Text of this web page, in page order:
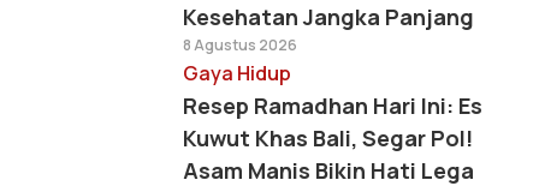
Kesehatan Jangka Panjang
8 Agustus 2026
Gaya Hidup
Resep Ramadhan Hari Ini: Es
Kuwut Khas Bali, Segar Pol!
Asam Manis Bikin Hati Lega